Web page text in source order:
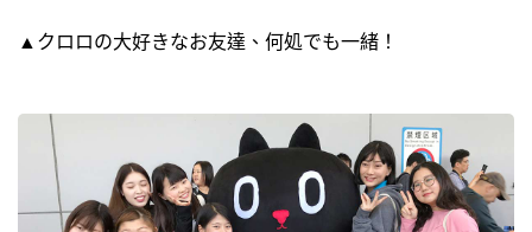
▲クロロの大好きなお友達、何処でも一緒！